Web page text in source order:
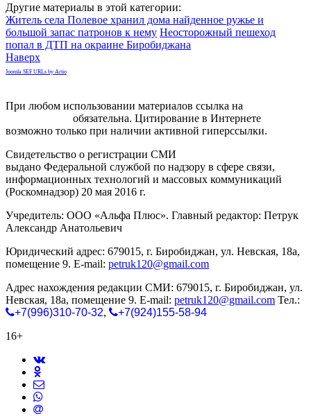
Другие материалы в этой категории:
Житель села Полевое хранил дома найденное ружье и
большой запас патронов к нему Неосторожный пешеход
попал в ДТП на окраине Биробиджана
Наверх
Joomla SEF URLs by Artio
При любом использовании материалов ссылка на
обязательна. Цитирование в Интернете
возможно только при наличии активной гиперссылки.
Свидетельство о регистрации СМИ
выдано Федеральной службой по надзору в сфере связи,
информационных технологий и массовых коммуникаций
(Роскомнадзор) 20 мая 2016 г.
Учредитель: ООО «Альфа Плюс». Главный редактор: Петрук
Александр Анатольевич
Юридический адрес: 679015, г. Биробиджан, ул. Невская, 18а,
помещение 9. E-mail: petruk120@gmail.com
Адрес нахождения редакции СМИ: 679015, г. Биробиджан, ул.
Невская, 18а, помещение 9. E-mail: petruk120@gmail.com Тел.:
+7(996)310-70-32,
+7(924)155-58-94
16+